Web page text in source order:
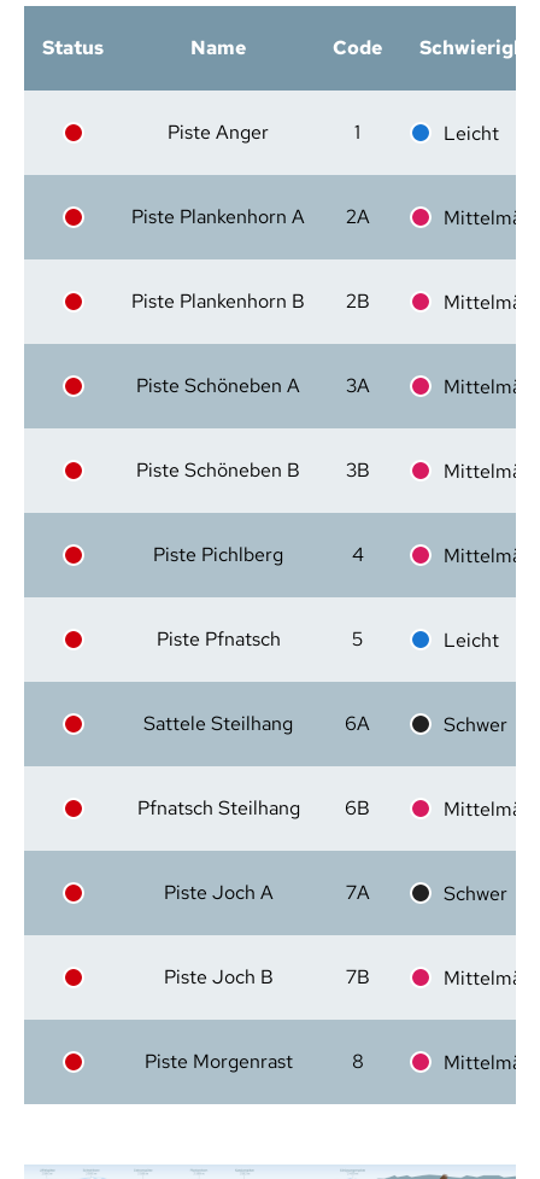
Status Name Code
Piste Anger 1 Leicht
Piste Plankenhorn A 2A
Piste Plankenhorn B 2B
Piste Schöneben A 3A
Piste Schöneben B 3B
Piste Pichlberg 4
Piste Pfnatsch 5 Leicht
Sattele Steilhang 6A Schwer
Pfnatsch Steilhang 6B
Piste Joch A 7A Schwer
Piste Joch B 7B
Piste Morgenrast 8